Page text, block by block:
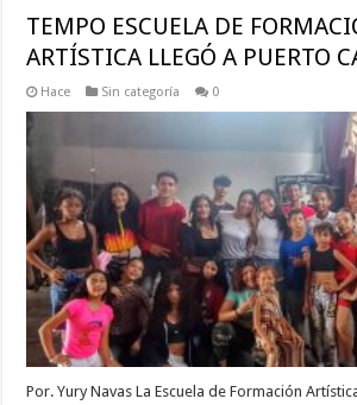
TEMPO ESCUELA DE
ARTÍSTICA LLEGÓ A PUERTO
Hace Sin categoría 0
Por. Yury Navas La Escuela de Formación